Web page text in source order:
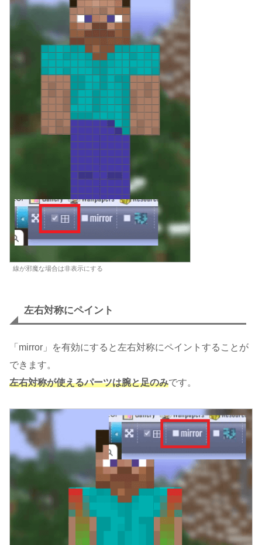
線が邪魔な場合は非表示にする
左右対称にペイント
「mirror」を有効にすると左右対称にペイントすることが
できます。
左右対称が使えるパーツは腕と足のみです。